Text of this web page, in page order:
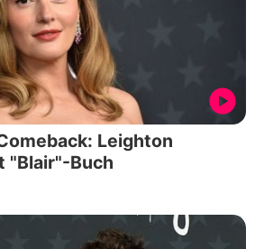
Leighton
"Blair"-Buch